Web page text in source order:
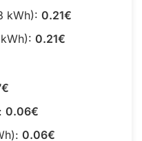
kWh): 0.21€
0.21€
0.06€
0.06€